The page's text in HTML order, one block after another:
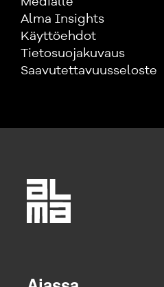
Alma Insights
Käyttöehdot
Tietosuojakuvaus
Saavutettavuusseloste